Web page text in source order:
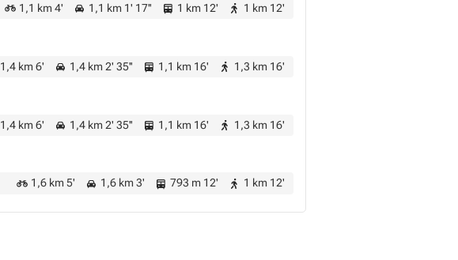
1,1 km 4' 1,1 km 1' 17'' 1 km 12' 1 km 12'
1,4 km 6' 1,4 km 2' 35'' 1,1 km 16' 1,3 km 16'
1,4 km 6' 1,4 km 2' 35'' 1,1 km 16' 1,3 km 16'
1,6 km 5' 1,6 km 3' 793 m 12' 1 km 12'